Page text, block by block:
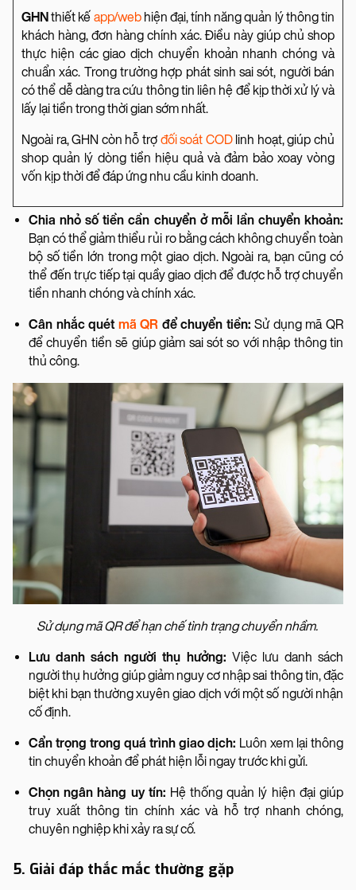
GHN thiết kế app/webhiện đại, tính năng quản lý thông tin
khách hàng, đơn hàng chính xác. Điều này giúp chủ shop
thực hiện các giao dịch chuyển khoản nhanh chóng và
chuẩn xác. Trong trường hợp phát sinh sai sót, người bán
có thể dễ dàng tra cứu thông tin liên hệ để kịp thời xử lý và
lấy lại tiền trong thời gian sớm nhất.
Ngoài ra, GHN còn hỗ trợ đối soát CODlinh hoạt, giúp chủ
shop quản lý dòng tiền hiệu quả và đảm bảo xoay vòng
vốn kịp thời để đáp ứng nhu cầu kinh doanh.
Chia nhỏ số tiền cần chuyển ở mỗi lần chuyển khoản:
Bạn có thể giảm thiểu rủi ro bằng cách không chuyển toàn
bộ số tiền lớn trong một giao dịch. Ngoài ra, bạn cũng có
thể đến trực tiếp tại quầy giao dịch để được hỗ trợ chuyển
tiền nhanh chóng và chính xác.
Cân nhắc quét mã QR để chuyển tiền: Sử dụng mã QR
để chuyển tiền sẽ giúp giảm sai sót so với nhập thông tin
thủ công.
Sử dụng mã QR để hạn chế tình trạng chuyển nhầm.
Lưu danh sách người thụ hưởng: Việc lưu danh sách
người thụ hưởng giúp giảm nguy cơ nhập sai thông tin, đặc
biệt khi bạn thường xuyên giao dịch với một số người nhận
cố định.
Cẩn trọng trong quá trình giao dịch: Luôn xem lại thông
tin chuyển khoản để phát hiện lỗi ngay trước khi gửi.
Chọn ngân hàng uy tín: Hệ thống quản lý hiện đại giúp
truy xuất thông tin chính xác và hỗ trợ nhanh chóng,
chuyên nghiệp khi xảy ra sự cố.
5. Giải đáp thắc mắc thường gặp